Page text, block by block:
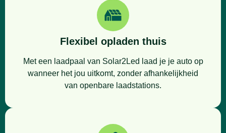
Flexibel opladen thuis
Met een laadpaal van Solar2Led laad je je auto op
wanneer het jou uitkomt, zonder afhankelijkheid
van openbare laadstations.